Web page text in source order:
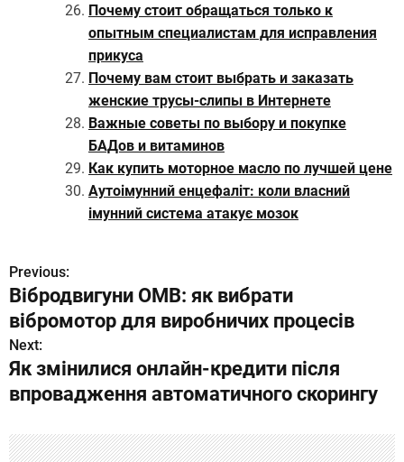
Почему стоит обращаться только к
опытным специалистам для исправления
прикуса
Почему вам стоит выбрать и заказать
женские трусы-слипы в Интернете
Важные советы по выбору и покупке
БАДов и витаминов
Как купить моторное масло по лучшей цене
Аутоімунний енцефаліт: коли власний
імунний система атакує мозок
Н
а
в
и
а
Previous:
Вібродвигуни OMB: як вибрати
вібромотор для виробничих процесів
Next:
Як змінилися онлайн-кредити після
впровадження автоматичного скорингу